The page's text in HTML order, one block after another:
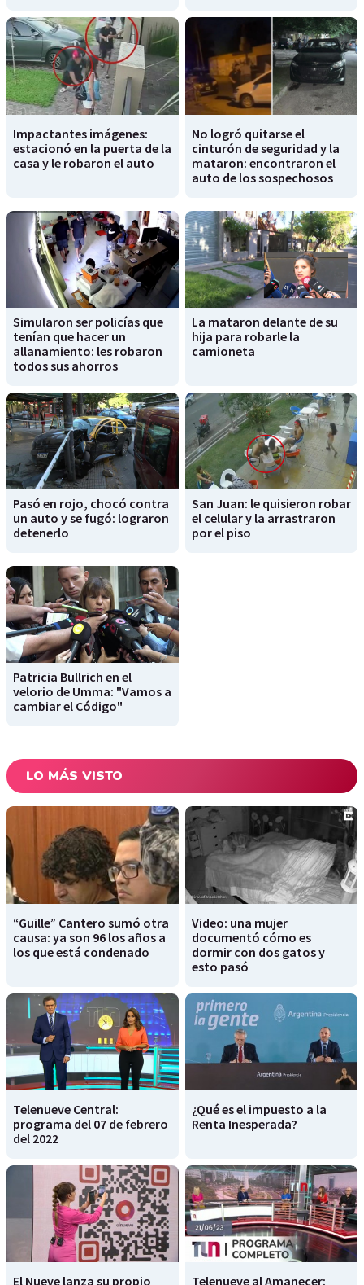
Impactantes imágenes:
estacionó en la puerta de la
casa y le robaron el auto
No logró quitarse el
cinturón de seguridad y la
mataron: encontraron el
auto de los sospechosos
Simularon ser policías que
tenían que hacer un
allanamiento: les robaron
todos sus ahorros
La mataron delante de su
hija para robarle la
camioneta
Pasó en rojo, chocó contra
un auto y se fugó: lograron
detenerlo
San Juan: le quisieron robar
el celular y la arrastraron
por el piso
Patricia Bullrich en el
velorio de Umma: "Vamos a
cambiar el Código"
LO MÁS VISTO
“Guille” Cantero sumó otra
causa: ya son 96 los años a
los que está condenado
Video: una mujer
documentó cómo es
dormir con dos gatos y
esto pasó
Telenueve Central:
programa del 07 de febrero
del 2022
¿Qué es el impuesto a la
Renta Inesperada?
El Nueve lanza su propio Telenueve al Amanecer: